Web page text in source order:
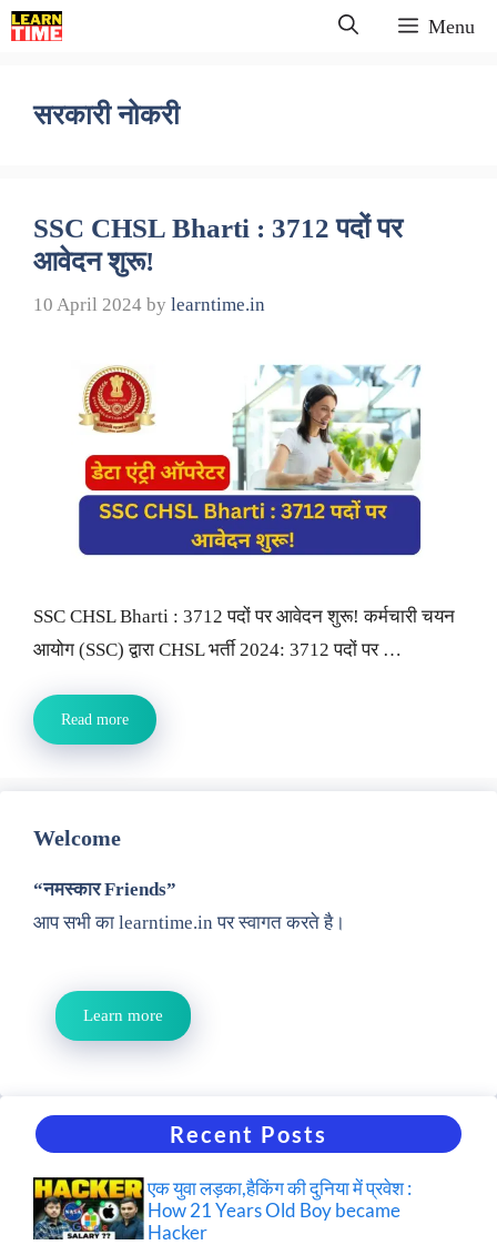
Skip
to
Menu
सरकारी नोकरी
SSC CHSL Bharti : 3712 पदों पर
आवेदन शुरू!
10 April 2024 by learntime.in
SSC CHSL Bharti : 3712 पदों पर आवेदन शुरू! कर्मचारी चयन
आयोग (SSC) द्वारा CHSL भर्ती 2024: 3712 पदों पर …
Read more
Welcome
“नमस्कार Friends”
आप सभी का learntime.in पर स्वागत करते है।
Learn more
Recent Posts
एक युवा लड़का,हैकिंग की दुनिया में प्रवेश :
How 21 Years Old Boy became
Hacker